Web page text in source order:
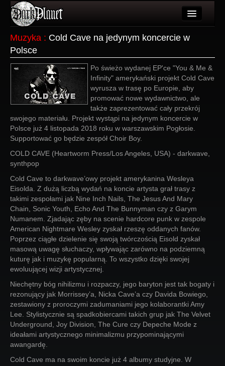
Wydarzenia
Galeria
Więcej
Login
Muzyka : Cold Cave na jedynym koncercie w
Polsce
Po świeżo wydanej EP'ce "You & Me &
Infinity" amerykański projekt Cold Cave
wyrusza w trasę po Europie, aby
promować nowe wydawnictwo, ale
także zaprezentować cały przekrój
swojego materiału. Projekt wystąpi na jedynym koncercie w
Polsce już 4 listopada 2018 roku w warszawskim Pogłosie.
Supportować go będzie zespół Choir Boy.
COLD CAVE (Heartworm Press/Los Angeles, USA) - darkwave,
synthpop
Cold Cave to darkwave’owy projekt amerykanina Wesleya
Eisolda. Z dużą liczbą wydań na koncie artysta grał trasy z
takimi zespołami jak Nine Inch Nails, The Jesus And Mary
Chain, Sonic Youth, Echo And The Bunnyman czy z Garym
Numanem. Zjadając zęby na scenie hardcore punk w zespole
American Nightmare Wesley zyskał rzeszę oddanych fanów.
Poprzez ciągłe dzielenie się swoją twórczością Eisold zyskał
masową uwagę słuchaczy, wpływając zarówno na podziemną
kuturę jak i muzykę popularną. To wszystko dzięki swojej
ewoluującej wizji artystycznej.
Niechętny bóg nihilizmu i rozpaczy, jego baryton jest tak bogaty i
rezonujący jak Morrissey’a, Nicka Cave’a czy Davida Bowiego,
zestawiony z proroczymi zadumaniami jego kolaborantki Amy
Lee. Stylistycznie są spadkobiercami takich grup jak The Velvet
Underground, Joy Division, The Cure czy Depeche Mode z
ideałami artystycznego minimalizmu przypominającymi
awangardę.
Cold Cave ma na swoim koncie już 4 albumy studyjne. W